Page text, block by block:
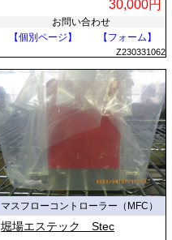
30,000円
お問い合わせ
【個別ページ】
【フォーム】
Z230331062
マスフローコントローラー（MFC）
堀場エステック Stec